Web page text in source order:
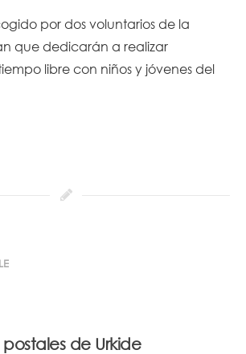
por dos voluntarios de la
que dedicarán a realizar
libre con niños y jóvenes del
de Urkide